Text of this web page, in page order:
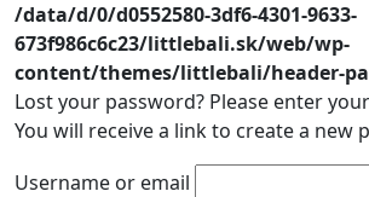
/data/d/0/d0552580-3df6-4301-9633-
673f986c6c23/littlebali.sk/web/wp-
content/themes/littlebali/header-
Lost your password? Please enter
You will receive a link to create a new
Username or email